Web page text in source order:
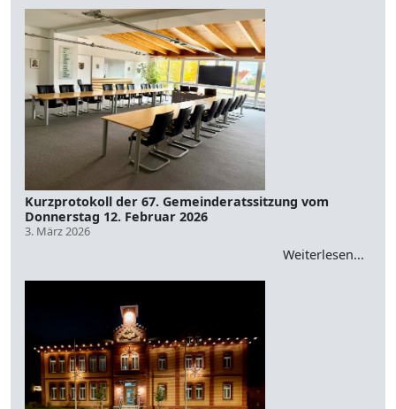
Kurzprotokoll der 67. Gemeinderatssitzung vom
Donnerstag 12. Februar 2026
3. März 2026
Weiterlesen...